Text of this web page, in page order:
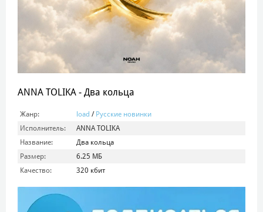
ANNA TOLIKA - Два кольца
Жанр: load / Русские новинки
Исполнитель:
ANNA TOLIKA
Название:
Два кольца
Размер:
6.25 МБ
Качество:
320 кбит